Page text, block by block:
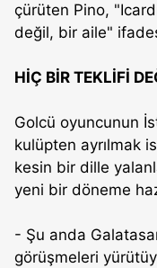
çürüten Pino,
değil, bir aile"
HİÇ BİR TEKLİFİ
Golcü oyuncunun
kulüpten ayrılmak
kesin bir dille
yeni bir döneme
- Şu anda
görüşmeleri